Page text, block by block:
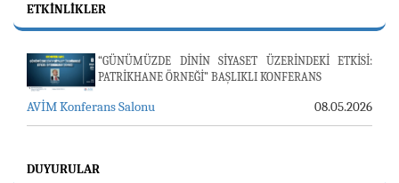
ETKINLIKLER
“GÜNÜMÜZDE DİNİN SİYASET ÜZERİNDEKİ ETKİSİ:
PATRİKHANE ÖRNEĞİ” BAŞLIKLI KONFERANS
AVİM Konferans Salonu 08.05.2026
DUYURULAR